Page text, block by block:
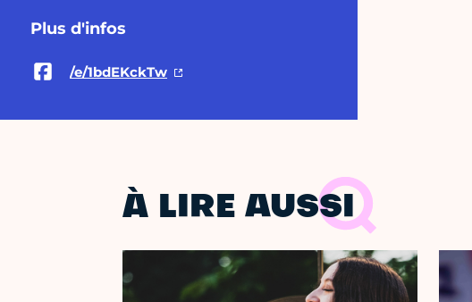
Plus d'infos
/e/1bdEKckTw
À LIRE AUSSI